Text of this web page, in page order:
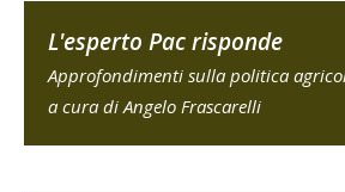
L'esperto Pac risponde
Approfondimenti sulla politica
a cura di Angelo Frascarelli